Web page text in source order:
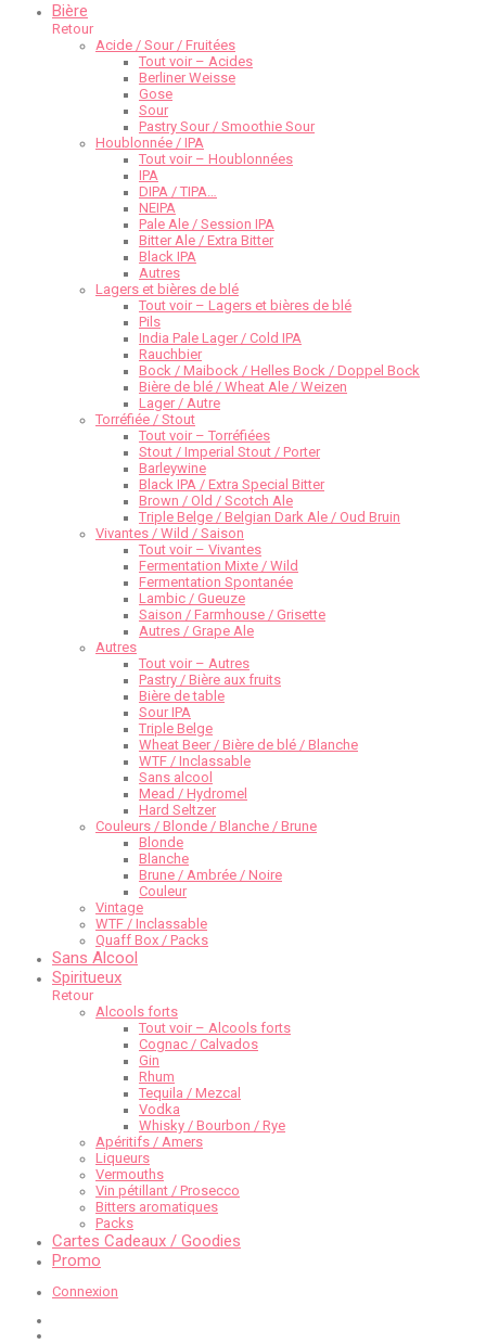
Bière
Retour
Acide / Sour / Fruitées
Tout voir – Acides
Berliner Weisse
Gose
Sour
Pastry Sour / Smoothie Sour
Houblonnée / IPA
Tout voir – Houblonnées
IPA
DIPA / TIPA…
NEIPA
Pale Ale / Session IPA
Bitter Ale / Extra Bitter
Black IPA
Autres
Lagers et bières de blé
Tout voir – Lagers et bières de blé
Pils
India Pale Lager / Cold IPA
Rauchbier
Bock / Maibock / Helles Bock / Doppel Bock
Bière de blé / Wheat Ale / Weizen
Lager / Autre
Torréfiée / Stout
Tout voir – Torréfiées
Stout / Imperial Stout / Porter
Barleywine
Black IPA / Extra Special Bitter
Brown / Old / Scotch Ale
Triple Belge / Belgian Dark Ale / Oud Bruin
Vivantes / Wild / Saison
Tout voir – Vivantes
Fermentation Mixte / Wild
Fermentation Spontanée
Lambic / Gueuze
Saison / Farmhouse / Grisette
Autres / Grape Ale
Autres
Tout voir – Autres
Pastry / Bière aux fruits
Bière de table
Sour IPA
Triple Belge
Wheat Beer / Bière de blé / Blanche
WTF / Inclassable
Sans alcool
Mead / Hydromel
Hard Seltzer
Couleurs / Blonde / Blanche / Brune
Blonde
Blanche
Brune / Ambrée / Noire
Couleur
Vintage
WTF / Inclassable
Quaff Box / Packs
Sans Alcool
Spiritueux
Retour
Alcools forts
Tout voir – Alcools forts
Cognac / Calvados
Gin
Rhum
Tequila / Mezcal
Vodka
Whisky / Bourbon / Rye
Apéritifs / Amers
Liqueurs
Vermouths
Vin pétillant / Prosecco
Bitters aromatiques
Packs
Cartes Cadeaux / Goodies
Promo
Connexion